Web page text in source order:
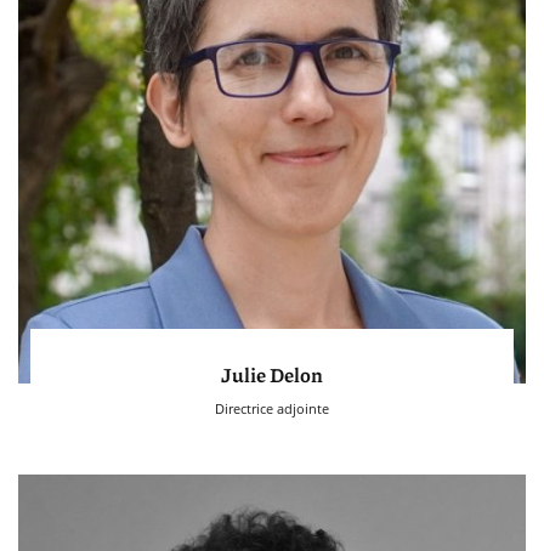
Julie Delon
Directrice adjointe